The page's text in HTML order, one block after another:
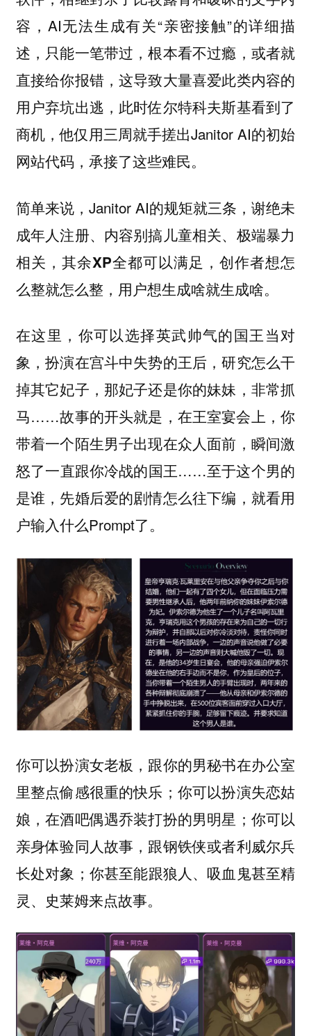
容，AI无法生成有关“亲密接触”的详细描
述，只能一笔带过，根本看不过瘾，或者就
直接给你报错，这导致大量喜爱此类内容的
用户弃坑出逃，此时佐尔特科夫斯基看到了
商机，他仅用三周就手搓出Janitor AI的初始
网站代码，承接了这些难民。
简单来说，Janitor AI的规矩就三条，谢绝未
成年人注册、内容别搞儿童相关、极端暴力
相关，其余XP全都可以满足，创作者想怎
么整就怎么整，用户想生成啥就生成啥。
在这里，你可以选择英武帅气的国王当对
象，扮演在宫斗中失势的王后，研究怎么干
掉其它妃子，那妃子还是你的妹妹，非常抓
马……故事的开头就是，在王室宴会上，你
带着一个陌生男子出现在众人面前，瞬间激
怒了一直跟你冷战的国王……至于这个男的
是谁，先婚后爱的剧情怎么往下编，就看用
户输入什么Prompt了。
你可以扮演女老板，跟你的男秘书在办公室
里整点偷感很重的快乐；你可以扮演失恋姑
娘，在酒吧偶遇乔装打扮的男明星；你可以
亲身体验同人故事，跟钢铁侠或者利威尔兵
长处对象；你甚至能跟狼人、吸血鬼甚至精
灵、史莱姆来点故事。